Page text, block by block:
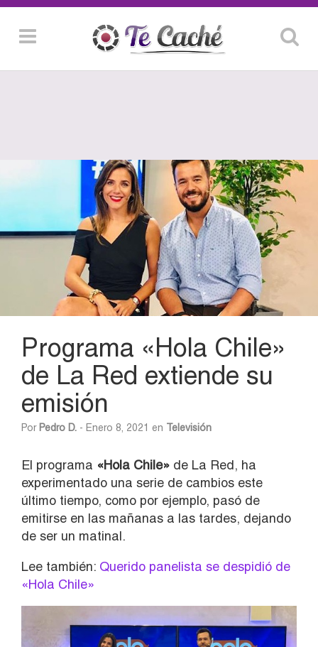
Programa «Hola Chile»
de La Red extiende su
emisión
Por Pedro D. - Enero 8, 2021 en Televisión
El programa «Hola Chile» de La Red, ha
experimentado una serie de cambios este
último tiempo, como por ejemplo, pasó de
emitirse en las mañanas a las tardes, dejando
de ser un matinal.
Lee también: Querido panelista se despidió de
«Hola Chile»